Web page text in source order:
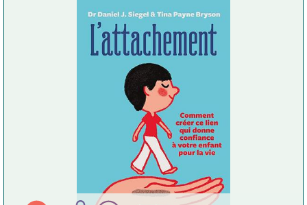
Daniel j. SIEGEL
Les Arènes ( Paris - 2021 )
Plus d'infos